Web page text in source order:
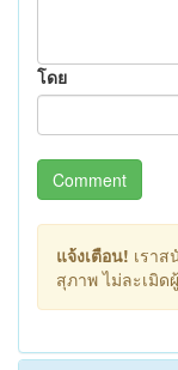
โดย
Comment
แจ้งเตือน! เรา
สุภาพ ไม่ละเมิด